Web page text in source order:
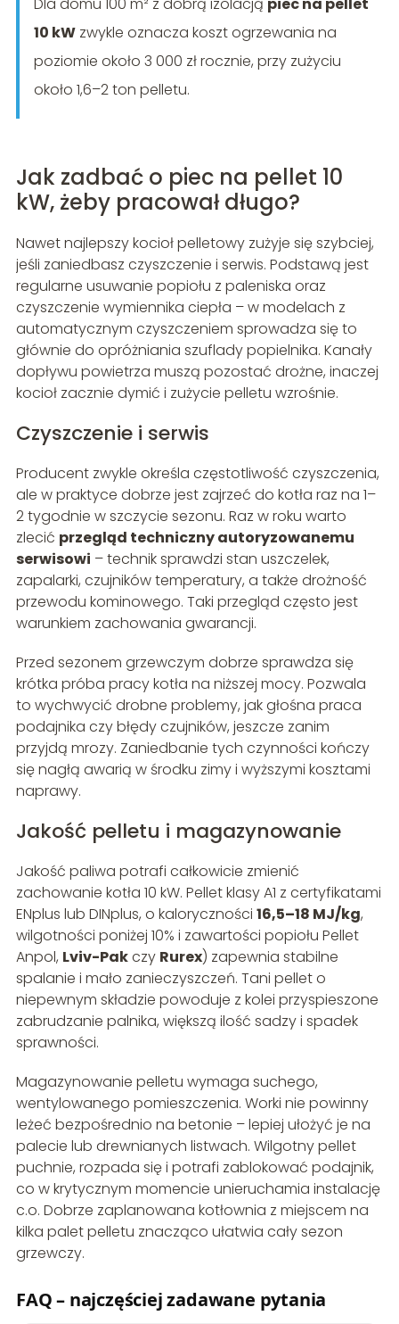
10 kWzwykle oznacza koszt ogrzewania na
poziomie około 3 000 zł rocznie, przy zużyciu
około 1,6–2 ton pelletu.
Jak zadbać o piec na pellet 10
kW, żeby pracował długo?
Nawet najlepszy kocioł pelletowy zużyje się szybciej,
jeśli zaniedbasz czyszczenie i serwis. Podstawą jest
regularne usuwanie popiołu z paleniska oraz
czyszczenie wymiennika ciepła – w modelach z
automatycznym czyszczeniem sprowadza się to
głównie do opróżniania szuflady popielnika. Kanały
dopływu powietrza muszą pozostać drożne, inaczej
kocioł zacznie dymić i zużycie pelletu wzrośnie.
Czyszczenie i serwis
Producent zwykle określa częstotliwość czyszczenia,
ale w praktyce dobrze jest zajrzeć do kotła raz na 1–
2 tygodnie w szczycie sezonu. Raz w roku warto
zlecić przegląd techniczny autoryzowanemu
serwisowi – technik sprawdzi stan uszczelek,
zapalarki, czujników temperatury, a także drożność
przewodu kominowego. Taki przegląd często jest
warunkiem zachowania gwarancji.
Przed sezonem grzewczym dobrze sprawdza się
krótka próba pracy kotła na niższej mocy. Pozwala
to wychwycić drobne problemy, jak głośna praca
podajnika czy błędy czujników, jeszcze zanim
przyjdą mrozy. Zaniedbanie tych czynności kończy
się nagłą awarią w środku zimy i wyższymi kosztami
naprawy.
Jakość pelletu i magazynowanie
Jakość paliwa potrafi całkowicie zmienić
zachowanie kotła 10 kW. Pellet klasy A1 z certyfikatami
ENplus lub DINplus, o kaloryczności 16,5–18 MJ/kg,
wilgotności poniżej 10% i zawartości popiołu Pellet
Anpol, Lviv-Pakczy Rurex) zapewnia stabilne
spalanie i mało zanieczyszczeń. Tani pellet o
niepewnym składzie powoduje z kolei przyspieszone
zabrudzanie palnika, większą ilość sadzy i spadek
sprawności.
Magazynowanie pelletu wymaga suchego,
wentylowanego pomieszczenia. Worki nie powinny
leżeć bezpośrednio na betonie – lepiej ułożyć je na
palecie lub drewnianych listwach. Wilgotny pellet
puchnie, rozpada się i potrafi zablokować podajnik,
co w krytycznym momencie unieruchamia instalację
c.o. Dobrze zaplanowana kotłownia z miejscem na
kilka palet pelletu znacząco ułatwia cały sezon
grzewczy.
FAQ – najczęściej zadawane pytania